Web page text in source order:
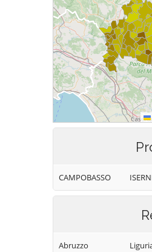
CAMPOBASSO
Abruzzo